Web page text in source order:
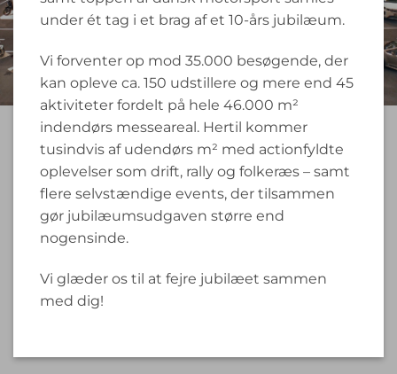
under ét tag i et brag af et 10-års jubilæum.
Vi forventer op mod 35.000 besøgende, der
kan opleve ca. 150 udstillere og mere end 45
aktiviteter fordelt på hele 46.000 m²
indendørs messeareal. Hertil kommer
tusindvis af udendørs m² med actionfyldte
oplevelser som drift, rally og folkeræs – samt
flere selvstændige events, der tilsammen
gør jubilæumsudgaven større end
nogensinde.
Vi glæder os til at fejre jubilæet sammen
med dig!